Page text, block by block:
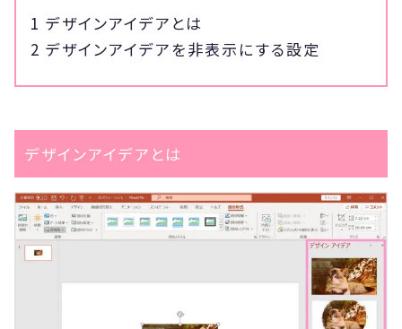
1 デザインアイデアとは
2 デザインアイデアを非表示にする設定
デザインアイデアとは